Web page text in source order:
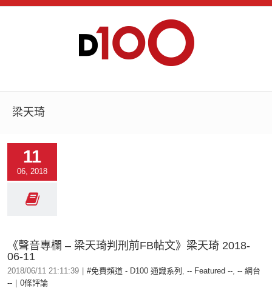
梁天琦
11
06, 2018
《聲音專欄 – 梁天琦判刑前FB帖文》梁天琦 2018-
06-11
2018/06/11 21:11:39 #免費頻道 - D100 通識系列 , -- Featured --, -- 網台
--
0條評論